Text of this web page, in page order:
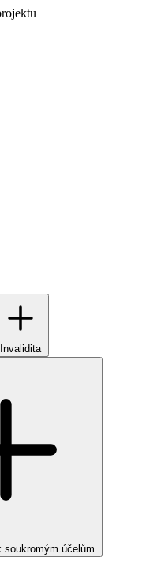
Invalidita
účelům